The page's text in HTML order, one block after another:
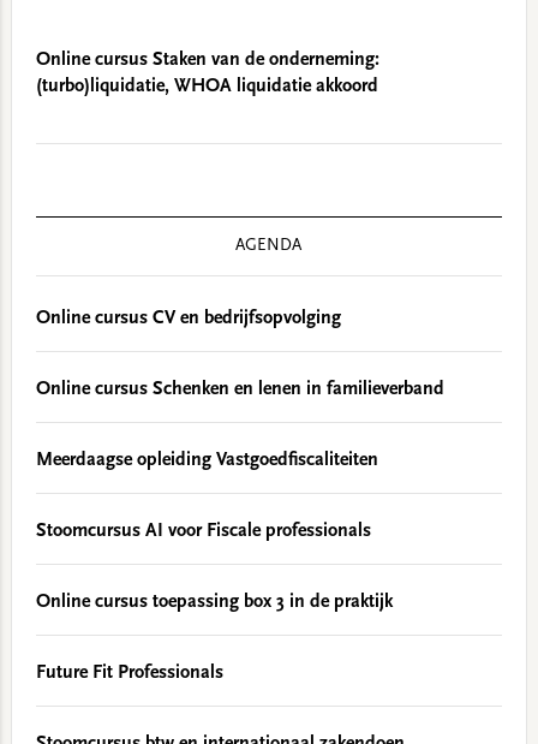
Online cursus Staken van de onderneming:
(turbo)liquidatie, WHOA liquidatie akkoord
AGENDA
Online cursus CV en bedrijfsopvolging
Online cursus Schenken en lenen in familieverband
Meerdaagse opleiding Vastgoedfiscaliteiten
Stoomcursus AI voor Fiscale professionals
Online cursus toepassing box 3 in de praktijk
Future Fit Professionals